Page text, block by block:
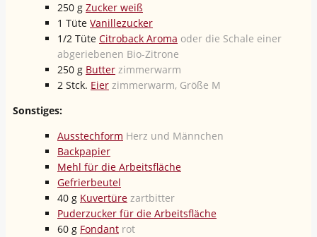
250 g Zucker weiß
1 Tüte Vanillezucker
1/2 Tüte Citroback Aroma oder die Schale einer
abgeriebenen Bio-Zitrone
250 g Butter zimmerwarm
2 Stck. Eier zimmerwarm, Größe M
Sonstiges:
Ausstechform Herz und Männchen
Backpapier
Mehl für die Arbeitsfläche
Gefrierbeutel
40 g Kuvertüre zartbitter
Puderzucker für die Arbeitsfläche
60 g Fondant rot